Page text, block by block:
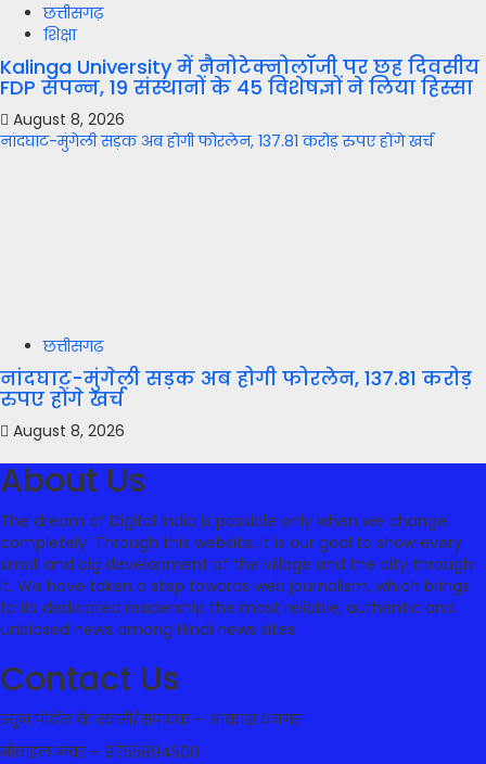
छत्तीसगढ़
शिक्षा
Kalinga University में नैनोटेक्नोलॉजी पर छह दिवसीय
FDP संपन्न, 19 संस्थानों के 45 विशेषज्ञों ने लिया हिस्सा
August 8, 2026
नांदघाट-मुंगेली सड़क अब होगी फोरलेन, 137.81 करोड़ रुपए होंगे खर्च
छत्तीसगढ़
नांदघाट-मुंगेली सड़क अब होगी फोरलेन, 137.81 करोड़
रुपए होंगे खर्च
August 8, 2026
About Us
The dream of Digital India is possible only when we change
completely. Through this website, it is our goal to show every
small and big development of the village and the city through
it. We have taken a step towards web journalism, which brings
to its dedicated readership the most reliable, authentic and
unbiased news among Hindi news sites.
Contact Us
न्यूज पोर्टल के स्वामी/संपादक – आकाश धनगर
मोबाइल नंबर – 9755894500